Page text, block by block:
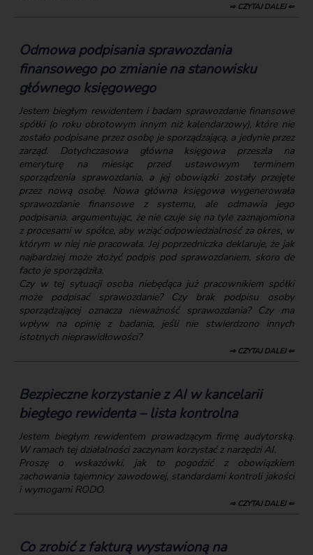
⇒ CZYTAJ DALEJ ⇐
Odmowa podpisania sprawozdania
finansowego po zmianie na stanowisku
głównego księgowego
Jestem biegłym rewidentem i badam sprawozdanie finansowe
spółki (o roku obrotowym innym niż kalendarzowy), które nie
zostało podpisane przez osobę je sporządzającą, a jedynie przez
zarząd. Dotychczasowa główna księgowa przeszła na
emeryturę na miesiąc przed ustawowym terminem
sporządzenia sprawozdania, a jej obowiązki zostały przejęte
przez nową osobę. Nowa główna księgowa wygenerowała
sprawozdanie finansowe z systemu, ale odmawia jego
podpisania, argumentując, że nie czuje się na tyle zaznajomiona
z procesami w spółce, aby wziąć odpowiedzialność za okres, w
którym w niej nie pracowała. Jej poprzedniczka deklaruje, że jak
najbardziej może złożyć podpis pod sprawozdaniem, skoro de
facto je sporządziła.
Czy w tej sytuacji osoba niebędąca już pracownikiem spółki
może podpisać sprawozdanie? Czy brak podpisu osoby
sporządzającej oznacza nieważność sprawozdania? Czy ma
wpływ na opinię z badania, jeśli nie stwierdzono innych
istotnych nieprawidłowości?
⇒ CZYTAJ DALEJ ⇐
Bezpieczne korzystanie z AI w kancelarii
biegłego rewidenta – lista kontrolna
Jestem biegłym rewidentem prowadzącym firmę audytorską.
W ramach tej działalności zaczynam korzystać z narzędzi AI.
Proszę o wskazówki, jak to pogodzić z obowiązkiem
zachowania tajemnicy zawodowej, standardami kontroli jakości
i wymogami RODO.
⇒ CZYTAJ DALEJ ⇐
Co zrobić z fakturą wystawioną na